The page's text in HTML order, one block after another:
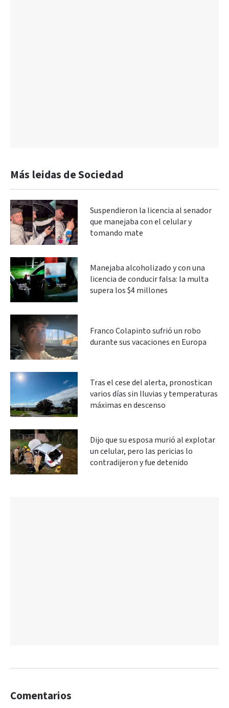
Más leidas de Sociedad
Suspendieron la licencia al senador
que manejaba con el celular y
tomando mate
Manejaba alcoholizado y con una
licencia de conducir falsa: la multa
supera los $4 millones
Franco Colapinto sufrió un robo
durante sus vacaciones en Europa
Tras el cese del alerta, pronostican
varios días sin lluvias y temperaturas
máximas en descenso
Dijo que su esposa murió al explotar
un celular, pero las pericias lo
contradijeron y fue detenido
Comentarios